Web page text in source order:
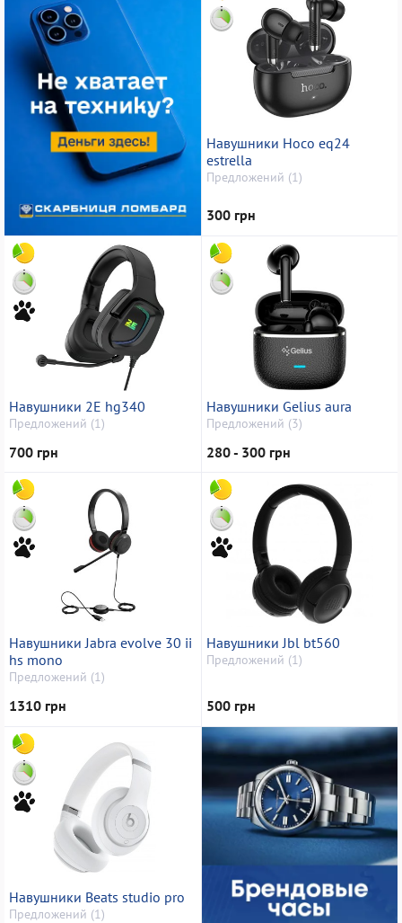
Навушники Hoco eq24
estrella
Предложений (1)
300 грн
Навушники 2E hg340
Предложений (1)
700 грн
Навушники Gelius aura
Предложений (3)
280 - 300 грн
Навушники Jabra evolve 30 ii
hs mono
Предложений (1)
1310 грн
Навушники Jbl bt560
Предложений (1)
500 грн
Навушники Beats studio pro
Предложений (1)